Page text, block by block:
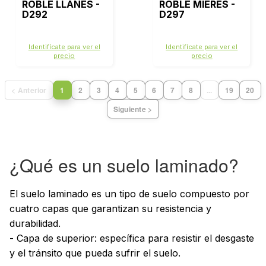
ROBLE LLANES -
D292
Identifícate para ver el
precio
ROBLE MIERES -
D297
Identifícate para ver el
precio
< Anterior 1 2 3 4 5 6 7 8 ... 19
20
Siguiente >
¿Qué es un suelo laminado?
El suelo laminado es un tipo de suelo compuesto por
cuatro capas que garantizan su resistencia y
durabilidad.
- Capa de superior: específica para resistir el desgaste
y el tránsito que pueda sufrir el suelo.